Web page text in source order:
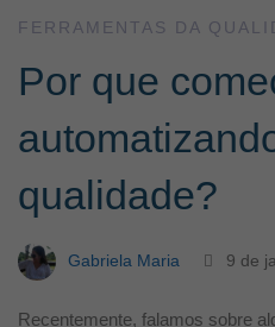
a
gestão
da
FERRAMENTAS DA
Por que
qualidade?
Gabriela Maria 9 de
Recentemente, falamos sobre